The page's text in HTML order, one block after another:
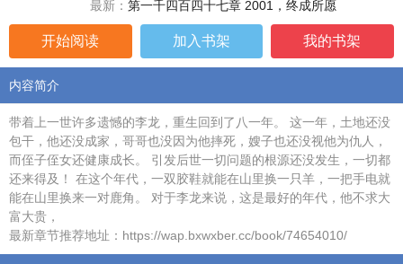
最新： 第一千四百四十七章 2001，终成所愿
开始阅读 加入书架 我的书架
内容简介
带着上一世许多遗憾的李龙，重生回到了八一年。 这一年，土地还没
包干，他还没成家，哥哥也没因为他摔死，嫂子也还没视他为仇人，
而侄子侄女还健康成长。 引发后世一切问题的根源还没发生，一切都
还来得及！ 在这个年代，一双胶鞋就能在山里换一只羊，一把手电就
能在山里换来一对鹿角。 对于李龙来说，这是最好的年代，他不求大
富大贵，
最新章节推荐地址：https://wap.bxwxber.cc/book/74654010/